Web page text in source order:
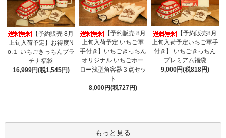
【予約販売 8月
上旬入荷予定】お得度N
o.１ いちごきっちんプラ
チナ福袋
16,999円(税1,545円)
【予約販売 8月
上旬入荷予定 いちご軍
手付き】いちごきっちん
オリジナル いちごホー
ロー浅型角容器３点セッ
ト
8,000円(税727円)
【予約販売8月
上旬入荷予定いちご軍手
付き】 いちごきっちん
プレミアム福袋
9,000円(税818円)
もっと見る